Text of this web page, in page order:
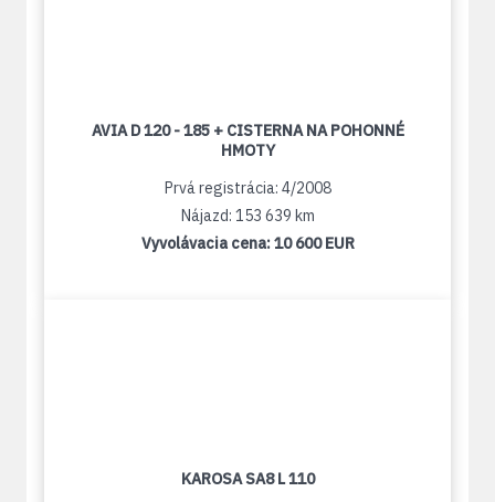
AVIA D 120 - 185 + CISTERNA NA POHONNÉ
HMOTY
Prvá registrácia: 4/2008
Nájazd: 153 639 km
Vyvolávacia cena:10 600 EUR
KAROSA SA8 L 110